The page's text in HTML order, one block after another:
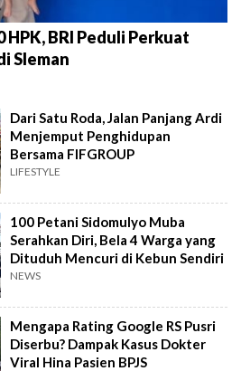
HPK, BRI Peduli Perkuat
Sleman
Dari Satu Roda, Jalan Panjang Ardi
Menjemput Penghidupan
Bersama FIFGROUP
LIFESTYLE
100 Petani Sidomulyo Muba
Serahkan Diri, Bela 4 Warga yang
Dituduh Mencuri di Kebun Sendiri
NEWS
Mengapa Rating Google RS Pusri
Diserbu? Dampak Kasus Dokter
Viral Hina Pasien BPJS